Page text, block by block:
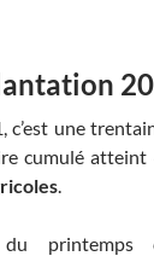
c’est une
cumulé atteint
.
printemps